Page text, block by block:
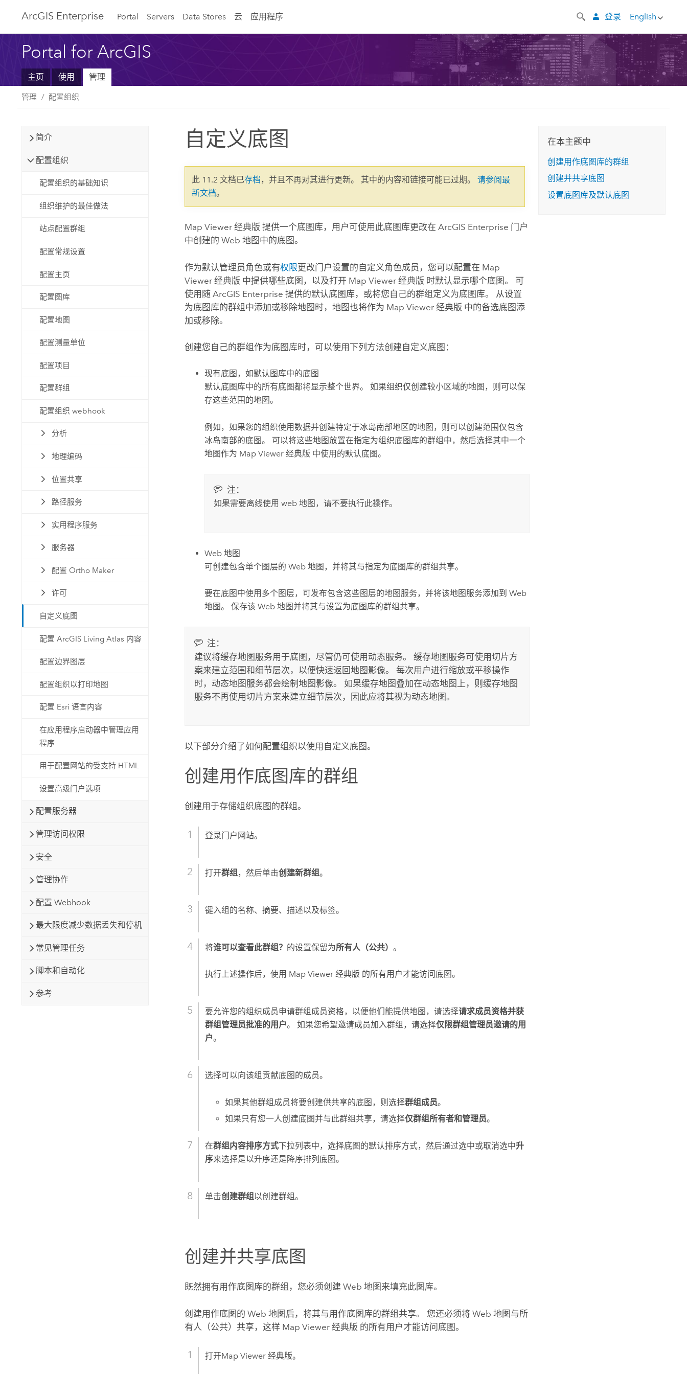
ArcGIS Enterprise Portal Servers Data Stores 云 应用程序 English
登录
Portal for ArcGIS
主页 使用 管理
管理 配置组织
简介
配置组织
配置组织的基础知识
组织维护的最佳做法
站点配置群组
配置常规设置
配置主页
配置图库
配置地图
配置测量单位
配置项目
配置群组
配置组织 webhook
分析
地理编码
位置共享
路径服务
实用程序服务
服务器
配置 Ortho Maker
许可
自定义底图
配置 ArcGIS Living Atlas 内容
配置边界图层
配置组织以打印地图
配置 Esri 语言内容
在应用程序启动器中管理应用
程序
用于配置网站的受支持 HTML
设置高级门户选项
配置服务器
管理访问权限
安全
管理协作
配置 Webhook
最大限度减少数据丢失和停机
常见管理任务
脚本和自动化
参考
自定义底图
此 11.2 文档已存档，并且不再对其进行更新。 其中的内容和链接可能已过期。请参阅最
新文档。
Map Viewer 经典版 提供一个底图库，用户可使用此底图库更改在ArcGIS Enterprise 门户
中创建的 Web 地图中的底图。
作为默认管理员角色或有权限更改门户设置的自定义角色成员，您可以配置在 Map
Viewer 经典版 中提供哪些底图，以及打开 Map Viewer 经典版 时默认显示哪个底图。 可
使用随ArcGIS Enterprise 提供的默认底图库，或将您自己的群组定义为底图库。 从设置
为底图库的群组中添加或移除地图时，地图也将作为 Map Viewer 经典版 中的备选底图添
加或移除。
创建您自己的群组作为底图库时，可以使用下列方法创建自定义底图：
现有底图，如默认图库中的底图
默认底图库中的所有底图都将显示整个世界。 如果组织仅创建较小区域的地图，则可以保
存这些范围的地图。
例如，如果您的组织使用数据并创建特定于冰岛南部地区的地图，则可以创建范围仅包含
冰岛南部的底图。 可以将这些地图放置在指定为组织底图库的群组中，然后选择其中一个
地图作为 Map Viewer 经典版 中使用的默认底图。
注：
如果需要离线使用 web 地图，请不要执行此操作。
Web 地图
可创建包含单个图层的 Web 地图，并将其与指定为底图库的群组共享。
要在底图中使用多个图层，可发布包含这些图层的地图服务，并将该地图服务添加到 Web
地图。 保存该 Web 地图并将其与设置为底图库的群组共享。
注：
建议将缓存地图服务用于底图，尽管仍可使用动态服务。 缓存地图服务可使用切片方
案来建立范围和细节层次，以便快速返回地图影像。 每次用户进行缩放或平移操作
时，动态地图服务都会绘制地图影像。 如果缓存地图叠加在动态地图上，则缓存地图
服务不再使用切片方案来建立细节层次，因此应将其视为动态地图。
以下部分介绍了如何配置组织以使用自定义底图。
创建用作底图库的群组
创建用于存储组织底图的群组。
登录门户网站。
打开群组 ，然后单击创建新群组。
键入组的名称、摘要、描述以及标签。
将谁可以查看此群组？ 的设置保留为所有人（公共）。
执行上述操作后，使用 Map Viewer 经典版 的所有用户才能访问底图。
要允许您的组织成员申请群组成员资格，以便他们能提供地图，请选择请求成员资格并获
群组管理员批准的用户。 如果您希望邀请成员加入群组，请选择仅限群组管理员邀请的用
户。
选择可以向该组贡献底图的成员。
如果其他群组成员将要创建供共享的底图，则选择群组成员。
如果只有您一人创建底图并与此群组共享，请选择仅群组所有者和管理员。
在群组内容排序方式下拉列表中，选择底图的默认排序方式，然后通过选中或取消选中升
序来选择是以升序还是降序排列底图。
单击创建群组以创建群组。
创建并共享底图
既然拥有用作底图库的群组，您必须创建 Web 地图来填充此图库。
创建用作底图的 Web 地图后，将其与用作底图库的群组共享。 您还必须将 Web 地图与所
有人（公共）共享，这样 Map Viewer 经典版 的所有用户才能访问底图。
打开Map Viewer 经典版。
在本主题中
创建用作底图库的群组
创建并共享底图
设置底图库及默认底图